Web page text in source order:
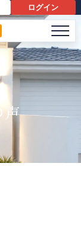
ログイン
メニ
声